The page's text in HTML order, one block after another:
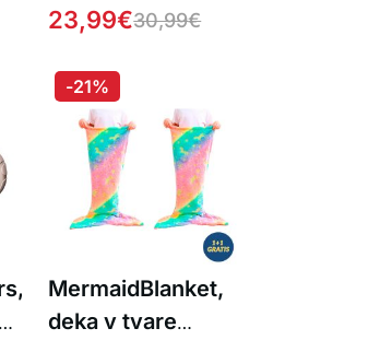
deti, ktorá svieti v
23,99€30,99€
MermaidBlanket,
deka v tvare
-21%